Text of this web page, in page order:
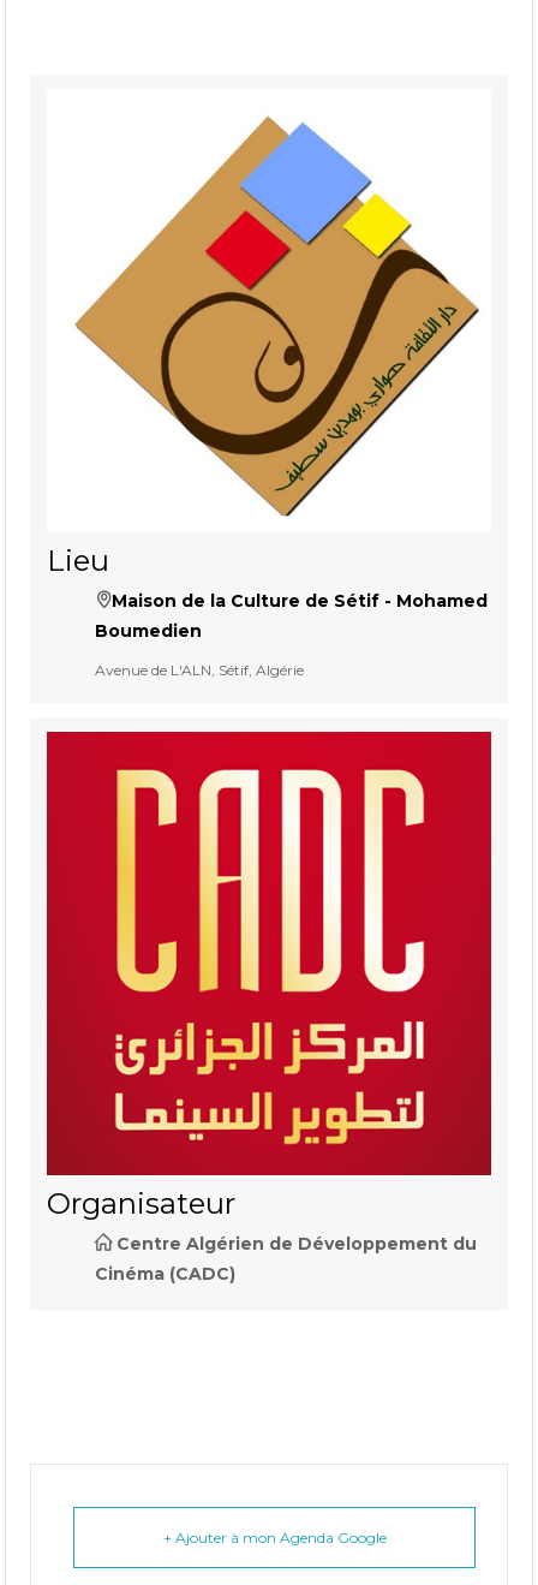
Lieu
Maison de la Culture de Sétif - Mohamed
Boumedien
Avenue de L'ALN, Sétif, Algérie
Organisateur
Centre Algérien de Développement du
Cinéma (CADC)
+ Ajouter à mon Agenda Google